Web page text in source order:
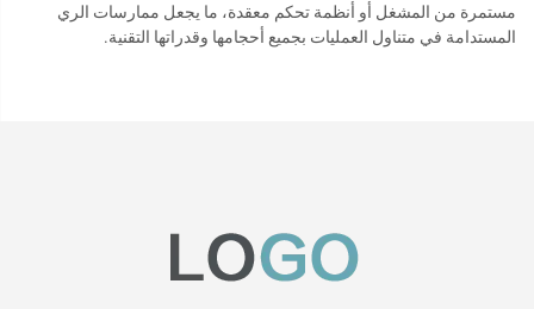
مستمرة من المشغل أو أنظمة تحكم معقدة، ما يجعل ممارسات الري
المستدامة في متناول العمليات بجميع أحجامها وقدراتها التقنية.